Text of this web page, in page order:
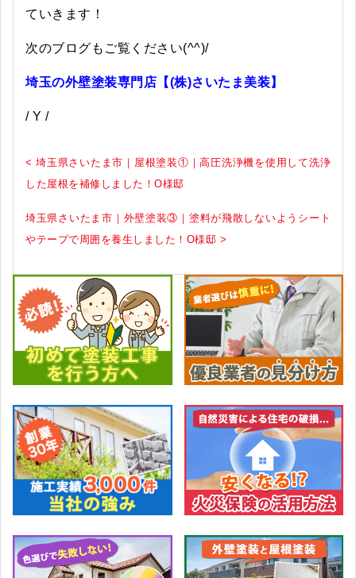
ていきます！
次のブログもご覧ください(^^)/
埼玉の外壁塗装専門店【(株)さいたま美装】
/ Y /
< 埼玉県さいたま市｜屋根塗装①｜高圧洗浄機を使用して洗浄
した屋根を補修しました！O様邸
埼玉県さいたま市｜外壁塗装③｜塗料が飛散しないようシート
やテープで周囲を養生しました！O様邸 >